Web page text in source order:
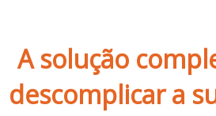
A solução
descomplicar a